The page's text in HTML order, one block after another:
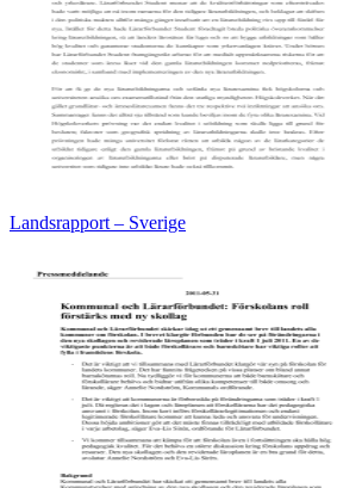
Landsrapport – Sverige